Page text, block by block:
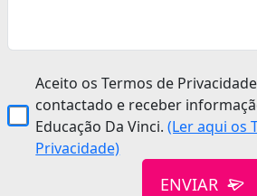
Aceito os Termos de
contactado e receber
Educação Da Vinci.(Ler aqui os
Privacidade)
ENVIAR